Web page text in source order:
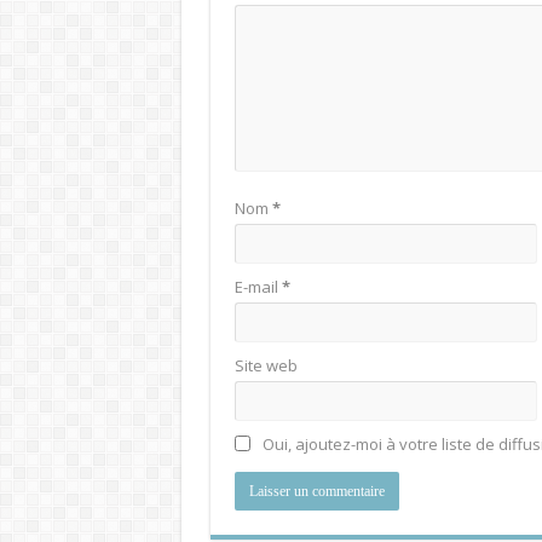
Nom *
E-mail *
Site web
Oui, ajoutez-moi à votre liste de